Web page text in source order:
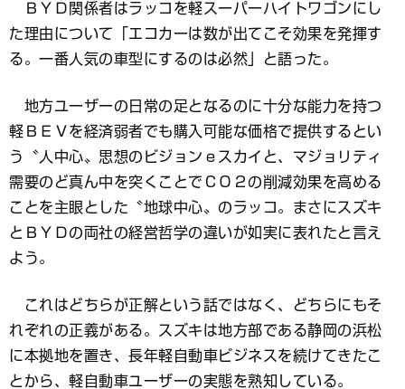
ＢＹＤ関係者はラッコを軽スーパーハイトワゴンにし
た理由について「エコカーは数が出てこそ効果を発揮す
る。一番人気の車型にするのは必然」と語った。
地方ユーザーの日常の足となるのに十分な能力を持つ
軽ＢＥＶを経済弱者でも購入可能な価格で提供するとい
う〝人中心〟思想のビジョンｅスカイと、マジョリティ
需要のど真ん中を突くことでＣＯ２の削減効果を高める
ことを主眼とした〝地球中心〟のラッコ。まさにスズキ
とＢＹＤの両社の経営哲学の違いが如実に表れたと言え
よう。
これはどちらが正解という話ではなく、どちらにもそ
れぞれの正義がある。スズキは地方部である静岡の浜松
に本拠地を置き、長年軽自動車ビジネスを続けてきたこ
とから、軽自動車ユーザーの実態を熟知している。